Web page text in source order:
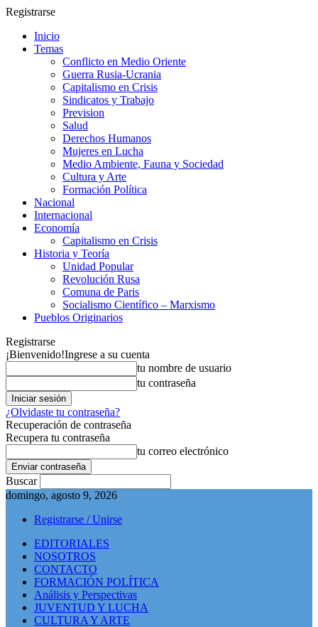
Registrarse
Inicio
Temas
Conflicto en Medio Oriente
Guerra Rusia-Ucrania
Capitalismo en Crisis
Sindicatos y Trabajo
Prevision
Salud
Derechos Humanos
Mujeres en Lucha
Medio Ambiente, Fauna y Sociedad
Cultura y Arte
Formación Política
Nacional
Internacional
Economía
Capitalismo en Crisis
Historia y Teoría
Unidad Popular
Revolución Rusa
Comuna de Paris
Socialismo Científico – Marxismo
Pueblos Originarios
Registrarse
¡Bienvenido!Ingrese a su cuenta
tu nombre de usuario
tu contraseña
¿Olvidaste tu contraseña?
Recuperación de contraseña
Recupera tu contraseña
tu correo electrónico
Buscar
domingo, agosto 9, 2026
Registrarse / Unirse
EDITORIALES
NOSOTROS
CONTACTO
FORMACIÓN POLÍTICA
Análisis y Perspectivas
JUVENTUD Y LUCHA
CULTURA Y ARTE